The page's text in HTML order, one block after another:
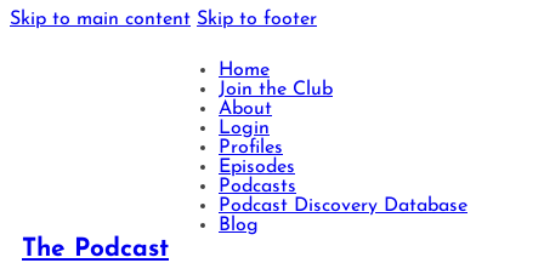
Skip to main content Skip to footer
The Podcast
Home
Join the Club
About
Login
Profiles
Episodes
Podcasts
Podcast Discovery Database
Blog